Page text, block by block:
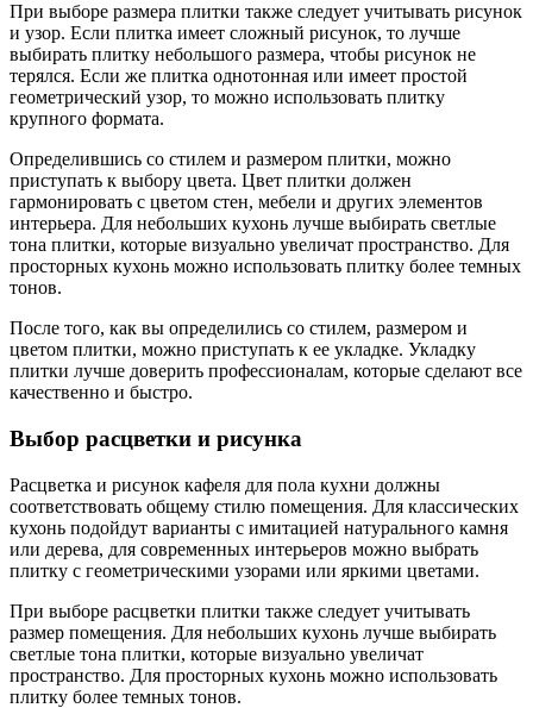
При выборе размера плитки также следует учитывать рисунок
и узор. Если плитка имеет сложный рисунок, то лучше
выбирать плитку небольшого размера, чтобы рисунок не
терялся. Если же плитка однотонная или имеет простой
геометрический узор, то можно использовать плитку
крупного формата.
Определившись со стилем и размером плитки, можно
приступать к выбору цвета. Цвет плитки должен
гармонировать с цветом стен, мебели и других элементов
интерьера. Для небольших кухонь лучше выбирать светлые
тона плитки, которые визуально увеличат пространство. Для
просторных кухонь можно использовать плитку более темных
тонов.
После того, как вы определились со стилем, размером и
цветом плитки, можно приступать к ее укладке. Укладку
плитки лучше доверить профессионалам, которые сделают все
качественно и быстро.
Выбор расцветки и рисунка
Расцветка и рисунок кафеля для пола кухни должны
соответствовать общему стилю помещения. Для классических
кухонь подойдут варианты с имитацией натурального камня
или дерева, для современных интерьеров можно выбрать
плитку с геометрическими узорами или яркими цветами.
При выборе расцветки плитки также следует учитывать
размер помещения. Для небольших кухонь лучше выбирать
светлые тона плитки, которые визуально увеличат
пространство. Для просторных кухонь можно использовать
плитку более темных тонов.